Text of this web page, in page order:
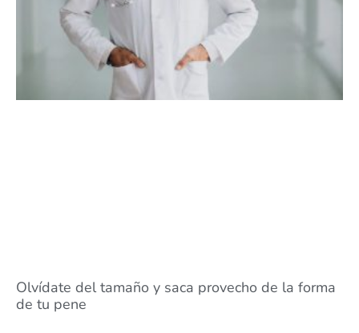
Olvídate del tamaño y saca provecho de la forma
de tu pene